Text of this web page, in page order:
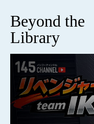
Beyond the
Library